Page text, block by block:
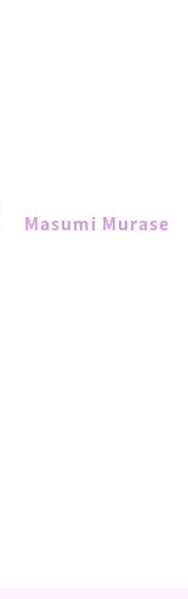
Masumi Murase